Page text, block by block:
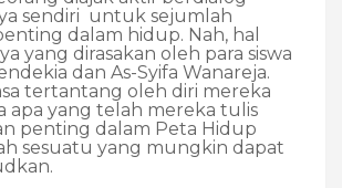
sendiri untuk sejumlah
dalam hidup. Nah, hal
yang dirasakan oleh para siswa
dan As-Syifa Wanareja.
tertantang oleh diri mereka
apa yang telah mereka tulis
penting dalam Peta Hidup
sesuatu yang mungkin dapat